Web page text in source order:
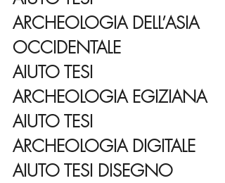
ARCHEOLOGIA DELL’ASIA
OCCIDENTALE
AIUTO TESI
ARCHEOLOGIA EGIZIANA
AIUTO TESI
ARCHEOLOGIA DIGITALE
AIUTO TESI DISEGNO